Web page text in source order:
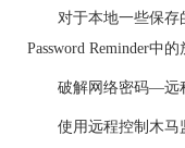
对于本地一些保存
Password Reminder中
破解网络密码—远
使用远程控制木马